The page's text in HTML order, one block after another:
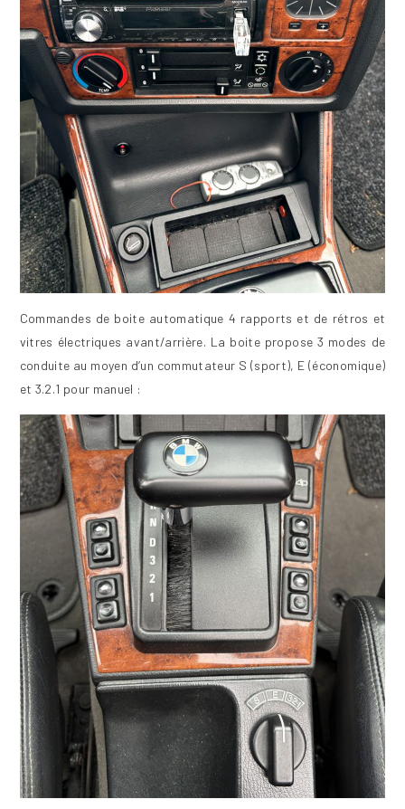
Commandes de boite automatique 4 rapports et de rétros et
vitres électriques avant/arrière. La boite propose 3 modes de
conduite au moyen d’un commutateur S (sport), E (économique)
et 3.2.1 pour manuel :